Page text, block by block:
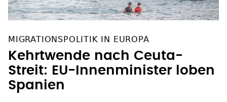
MIGRATIONSPOLITIK IN EUROPA
Kehrtwende nach Ceuta-
Streit: EU-Innenminister loben
Spanien